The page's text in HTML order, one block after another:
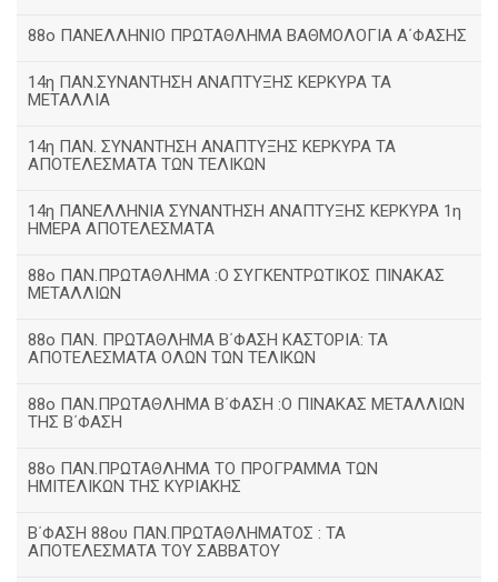
88ο ΠΑΝΕΛΛΗΝΙΟ ΠΡΩΤΑΘΛΗΜΑ ΒΑΘΜΟΛΟΓΙΑ Α΄ΦΑΣΗΣ
14η ΠΑΝ.ΣΥΝΑΝΤΗΣΗ ΑΝΑΠΤΥΞΗΣ ΚΕΡΚΥΡΑ ΤΑ
ΜΕΤΑΛΛΙΑ
14η ΠΑΝ. ΣΥΝΑΝΤΗΣΗ ΑΝΑΠΤΥΞΗΣ ΚΕΡΚΥΡΑ ΤΑ
ΑΠΟΤΕΛΕΣΜΑΤΑ ΤΩΝ ΤΕΛΙΚΩΝ
14η ΠΑΝΕΛΛΗΝΙΑ ΣΥΝΑΝΤΗΣΗ ΑΝΑΠΤΥΞΗΣ ΚΕΡΚΥΡΑ 1η
ΗΜΕΡΑ ΑΠΟΤΕΛΕΣΜΑΤΑ
88ο ΠΑΝ.ΠΡΩΤΑΘΛΗΜΑ :Ο ΣΥΓΚΕΝΤΡΩΤΙΚΟΣ ΠΙΝΑΚΑΣ
ΜΕΤΑΛΛΙΩΝ
88ο ΠΑΝ. ΠΡΩΤΑΘΛΗΜΑ Β΄ΦΑΣΗ ΚΑΣΤΟΡΙΑ: ΤΑ
ΑΠΟΤΕΛΕΣΜΑΤΑ ΟΛΩΝ ΤΩΝ ΤΕΛΙΚΩΝ
88ο ΠΑΝ.ΠΡΩΤΑΘΛΗΜΑ Β΄ΦΑΣΗ :Ο ΠΙΝΑΚΑΣ ΜΕΤΑΛΛΙΩΝ
ΤΗΣ Β΄ΦΑΣΗ
88ο ΠΑΝ.ΠΡΩΤΑΘΛΗΜΑ ΤΟ ΠΡΟΓΡΑΜΜΑ ΤΩΝ
ΗΜΙΤΕΛΙΚΩΝ ΤΗΣ ΚΥΡΙΑΚΗΣ
Β΄ΦΑΣΗ 88ου ΠΑΝ.ΠΡΩΤΑΘΛΗΜΑΤΟΣ : ΤΑ
ΑΠΟΤΕΛΕΣΜΑΤΑ ΤΟΥ ΣΑΒΒΑΤΟΥ